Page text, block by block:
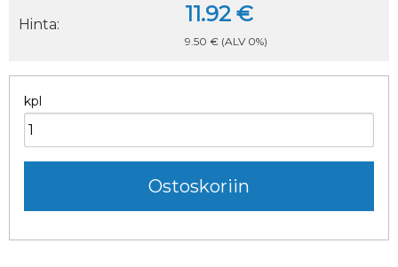
Hinta: 11.92 €
9.50 € (ALV 0%)
kpl